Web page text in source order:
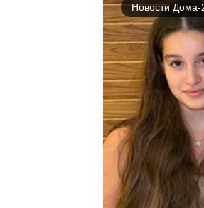
Новости Дома-